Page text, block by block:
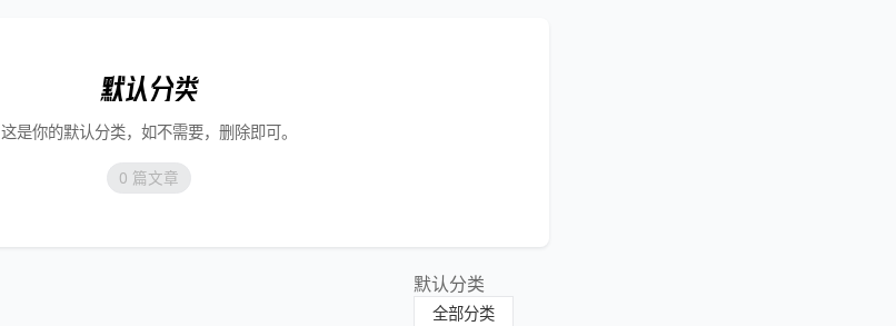
默认分类
这是你的默认分类，如不需要，删除即可。
0 篇文章
默认分类
全部分类